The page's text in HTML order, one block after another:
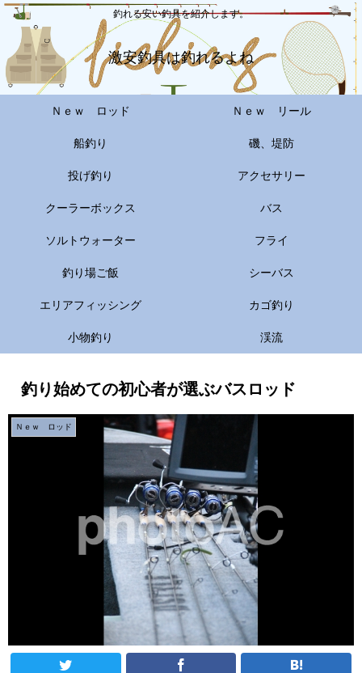
釣れる安い釣具を紹介します。
激安釣具は釣れるよね
Ｎｅｗ ロッド Ｎｅｗ リール
船釣り 磯、堤防
投げ釣り アクセサリー
クーラーボックス バス
ソルトウォーター フライ
釣り場ご飯 シーバス
エリアフィッシング カゴ釣り
小物釣り 渓流
釣り始めての初心者が選ぶバスロッド
Ｎｅｗ ロッド